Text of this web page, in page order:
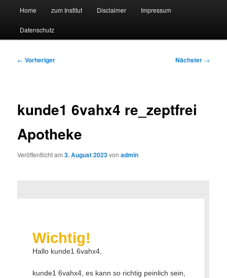
Suchmaschine Forschung und
Technologie
Zum
primären
Zum
sekundären
Home zum Institut Disclaimer Impressum
Datenschutz
Beitragsnavigation
← Vorheriger Nächster →
kunde1 6vahx4 re_zeptfrei
Apotheke
Veröffentlicht am3. August 2023vonadmin
Wichtig!
Hallo kunde1 6vahx4,
kunde1 6vahx4, es kann so richtig peinlich sein,